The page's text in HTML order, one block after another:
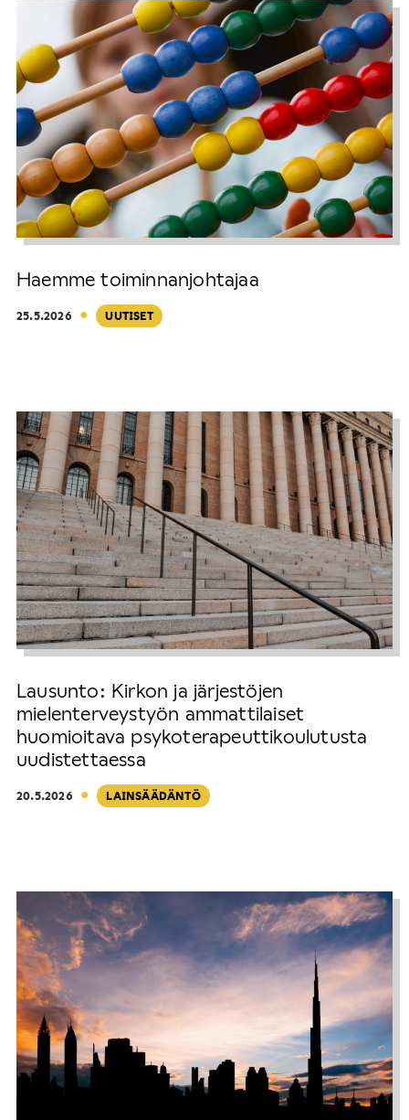
Haemme toiminnanjohtajaa
25.5.2026 · UUTISET
Lausunto: Kirkon ja järjestöjen
mielenterveystyön ammattilaiset
huomioitava psykoterapeuttikoulutusta
uudistettaessa
20.5.2026 · LAINSÄÄDÄNTÖ